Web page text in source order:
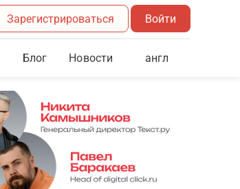
Зарегистрироваться Войти
Блог Новости англ